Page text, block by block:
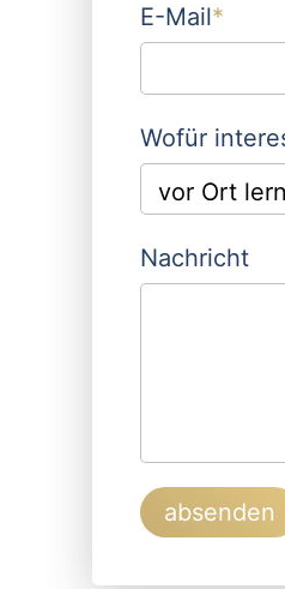
Pflichtfeld
E-Mail*
Wofür
Nachricht
absenden